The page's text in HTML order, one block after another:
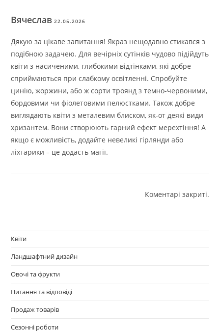
Вячеслав 22.05.2026
Дякую за цікаве запитання! Якраз нещодавно стикався з
подібною задачею. Для вечірніх сутінків чудово підійдуть
квіти з насиченими, глибокими відтінками, які добре
сприймаються при слабкому освітленні. Спробуйте
цинію, жоржини, або ж сорти троянд з темно-червоними,
бордовими чи фіолетовими пелюстками. Також добре
виглядають квіти з металевим блиском, як-от деякі види
хризантем. Вони створюють гарний ефект мерехтіння! А
якщо є можливість, додайте невеликі гірлянди або
ліхтарики – це додасть магії.
Коментарі закриті.
Квіти
Ландшафтний дизайн
Овочі та фрукти
Питання та відповіді
Продаж товарів
Сезонні роботи